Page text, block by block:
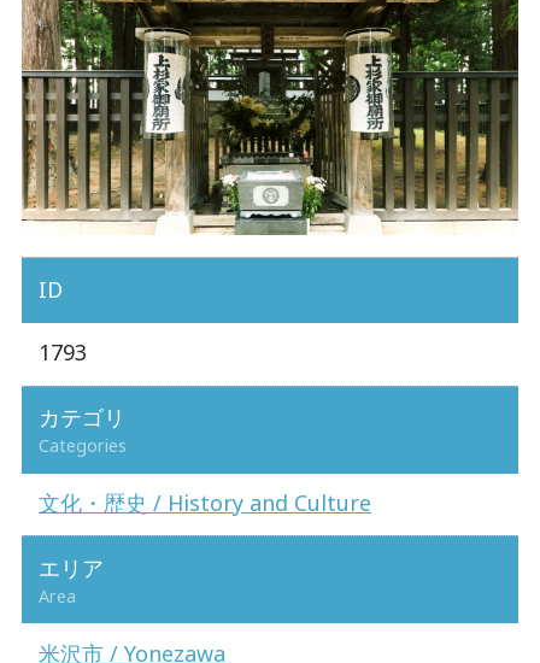
ID
1793
カテゴリ
Categories
文化・歴史 / History and Culture
エリア
Area
米沢市 / Yonezawa